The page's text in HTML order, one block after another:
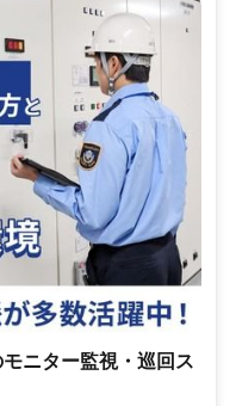
ニター監視・巡回ス